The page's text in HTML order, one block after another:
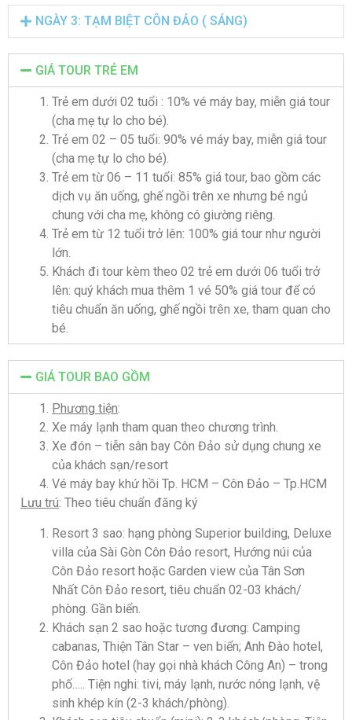
NGÀY 3: TẠM BIỆT CÔN ĐẢO ( SÁNG)
GIÁ TOUR TRẺ EM
Trẻ em dưới 02 tuổi : 10% vé máy bay, miễn giá tour
(cha mẹ tự lo cho bé).
Trẻ em 02 – 05 tuổi: 90% vé máy bay, miễn giá tour
(cha mẹ tự lo cho bé).
Trẻ em từ 06 – 11 tuổi: 85% giá tour, bao gồm các
dịch vụ ăn uống, ghế ngồi trên xe nhưng bé ngủ
chung với cha mẹ, không có giường riêng.
Trẻ em từ 12 tuổi trở lên: 100% giá tour như người
lớn.
Khách đi tour kèm theo 02 trẻ em dưới 06 tuổi trở
lên: quý khách mua thêm 1 vé 50% giá tour để có
tiêu chuẩn ăn uống, ghế ngồi trên xe, tham quan cho
bé.
GIÁ TOUR BAO GỒM
Phương tiện:
Xe máy lạnh tham quan theo chương trình.
Xe đón – tiễn sân bay Côn Đảo sử dụng chung xe
của khách sạn/resort
Vé máy bay khứ hồi Tp. HCM – Côn Đảo – Tp.HCM
Lưu trú: Theo tiêu chuẩn đăng ký
Resort 3 sao: hạng phòng Superior building, Deluxe
villa của Sài Gòn Côn Đảo resort, Hướng núi của
Côn Đảo resort hoặc Garden view của Tân Sơn
Nhất Côn Đảo resort, tiêu chuẩn 02-03 khách/
phòng. Gần biển.
Khách sạn 2 sao hoặc tương đương: Camping
cabanas, Thiện Tân Star – ven biển; Anh Đào hotel,
Côn Đảo hotel (hay gọi nhà khách Công An) – trong
phố….. Tiện nghi: tivi, máy lạnh, nước nóng lạnh, vệ
sinh khép kín (2-3 khách/phòng).